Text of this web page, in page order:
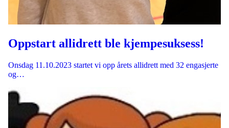
Oppstart allidrett ble kjempesuksess!
Onsdag 11.10.2023 startet vi opp årets allidrett med 32 engasjerte
og…